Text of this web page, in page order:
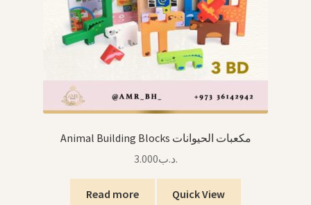
Animal Building Blocks مكعبات الحيوانات
.د.ب3.000
Read more Quick View